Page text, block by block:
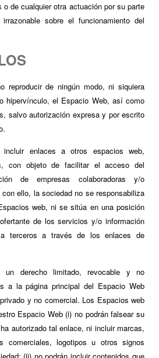
o de cualquier otra actuación por su parte
sobre el funcionamiento del
reproducir de ningún modo, ni siquiera
hipervínculo, el Espacio Web, así como
salvo autorización expresa y por escrito
enlaces a otros espacios web,
con objeto de facilitar el acceso del
de empresas colaboradoras y/o
ello, la sociedad no se responsabiliza
web, ni se sitúa en una posición
de los servicios y/o información
terceros a través de los enlaces de
un derecho limitado, revocable y no
a la página principal del Espacio Web
y no comercial. Los Espacios web
Espacio Web (i) no podrán falsear su
autorizado tal enlace, ni incluir marcas,
comerciales, logotipos u otros signos
(ii) no podrán incluir contenidos que